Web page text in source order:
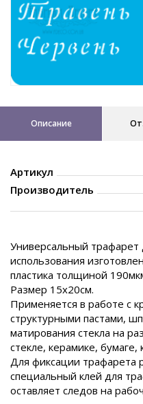
Описание
Артикул
Производитель
Универсальный трафарет
использования
пластика толщиной
Размер 15х20см.
Применяется в работе с
структурными пастами,
матирования стекла на
стекле, керамике, бумаге,
Для фиксации трафарета
специальный клей для
оставляет следов на